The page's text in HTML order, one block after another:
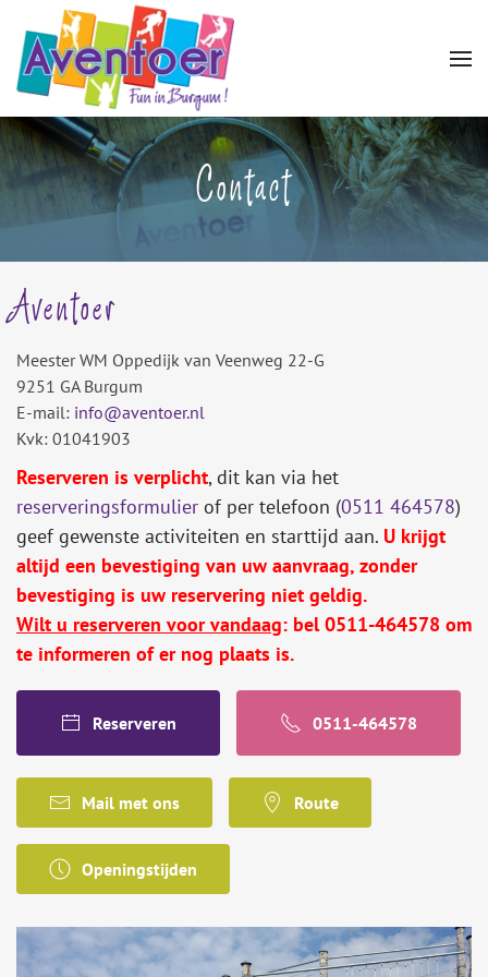
Contact
Aventoer
Meester WM Oppedijk van Veenweg 22-G
9251 GA Burgum
E-mail: info@aventoer.nl
Kvk: 01041903
Reserveren is verplicht, dit kan via het
reserveringsformulier of per telefoon (0511 464578)
geef gewenste activiteiten en starttijd aan. U krijgt
altijd een bevestiging van uw aanvraag, zonder
bevestiging is uw reservering niet geldig.
Wilt u reserveren voor vandaag: bel 0511-464578 om
te informeren of er nog plaats is.
Reserveren 0511-464578
Mail met ons Route
Openingstijden